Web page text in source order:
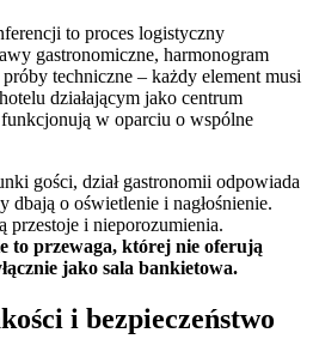
to proces logistyczny
gastronomiczne, harmonogram
techniczne – każdy element musi
działającym jako centrum
w oparciu o wspólne
gości, dział gastronomii odpowiada
dbają o oświetlenie i nagłośnienie.
przestoje i nieporozumienia.
to przewaga, której nie oferują
jako sala bankietowa.
i bezpieczeństwo